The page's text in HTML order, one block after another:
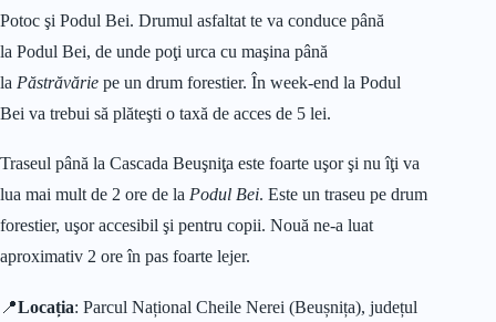
Potoc şi Podul Bei. Drumul asfaltat te va conduce până
la Podul Bei, de unde poţi urca cu maşina până
la Păstrăvărie pe un drum forestier. În week-end la Podul
Bei va trebui să plăteşti o taxă de acces de 5 lei.
Traseul până la Cascada Beuşniţa este foarte uşor şi nu îţi va
lua mai mult de 2 ore de la Podul Bei. Este un traseu pe drum
forestier, uşor accesibil şi pentru copii. Nouă ne-a luat
aproximativ 2 ore în pas foarte lejer.
📍Locația: Parcul Național Cheile Nerei (Beușnița), județul